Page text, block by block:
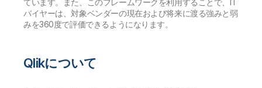
ています。また、このフレームワークを利用することで、IT
バイヤーは、対象ベンダーの現在および将来に渡る強みと弱
みを360度で評価できるようになります。
Qlikについて